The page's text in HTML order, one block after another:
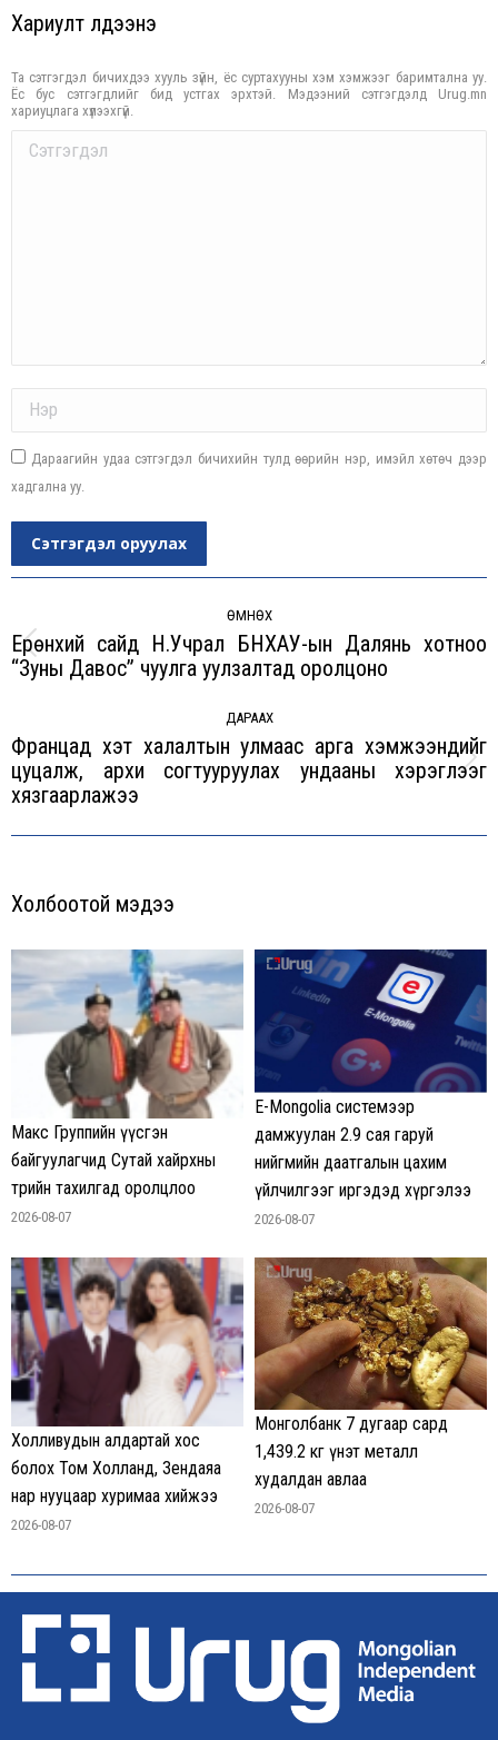
Хариулт үлдээнэ үү
Та сэтгэгдэл бичихдээ хууль зүйн, ёс суртахууны хэм хэмжээг баримтална уу.
Ёс бус сэтгэгдлийг бид устгах эрхтэй. Мэдээний сэтгэгдэлд Urug.mn
хариуцлага хүлээхгүй.
Comment
Дараагийн удаа сэтгэгдэл бичихийн тулд өөрийн нэр, имэйл хөтөч дээр
хадгална уу.
Сэтгэгдэл оруулах
navigation
ӨМНӨХ
Previous
Ерөнхий сайд Н.Учрал БНХАУ-ын Далянь хотноо
“Зуны Давос” чуулга уулзалтад оролцоно
ДАРААХ
Next
Францад хэт халалтын улмаас арга хэмжээнүүдийг
цуцалж, архи согтууруулах ундааны хэрэглээг
хязгаарлажээ
Холбоотой мэдээ
Макс Группийн үүсгэн
байгуулагчид Сутай хайрхны
төрийн тахилгад оролцлоо
2026-08-07
E-Mongolia системээр
дамжуулан 2.9 сая гаруй
нийгмийн даатгалын цахим
үйлчилгээг иргэдэд хүргэлээ
2026-08-07
Холливудын алдартай хос
болох Том Холланд, Зендаяа
нар нууцаар хуримаа хийжээ
2026-08-07
Монголбанк 7 дугаар сард
1,439.2 кг үнэт металл
худалдан авлаа
2026-08-07